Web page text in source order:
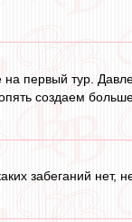
первый тур.
создаем
забеганий нет,